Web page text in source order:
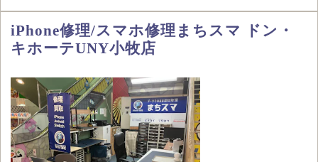
iPhone修理/スマホ修理まちスマ ドン・
キホーテUNY小牧店